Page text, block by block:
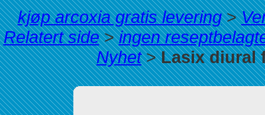
kjøp arcoxia gratis levering>
Relatert side>ingen
Nyhet>Lasix diural